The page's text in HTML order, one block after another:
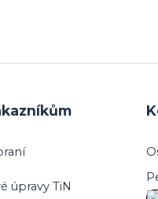
úpravy TiN